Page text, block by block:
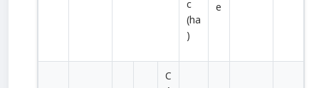
c
(ha
)
e
C